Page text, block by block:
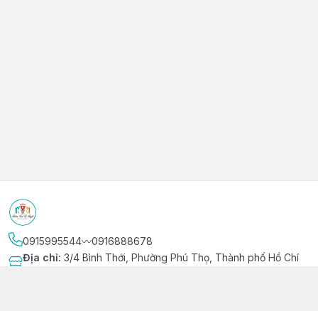
0915995544〰️0916888678
Địa chỉ: 3/4 Bình Thới, Phường Phú Thọ, Thành phố Hồ Chí